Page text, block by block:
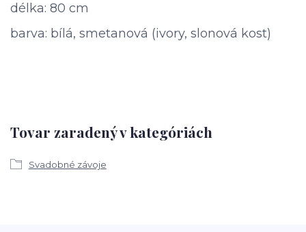
délka: 80 cm
barva: bílá, smetanová (ivory, slonová kost)
Tovar zaradený v kategóriách
Svadobné závoje